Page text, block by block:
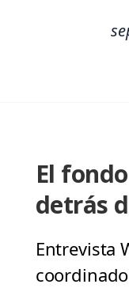
El
detrás
Entrevista